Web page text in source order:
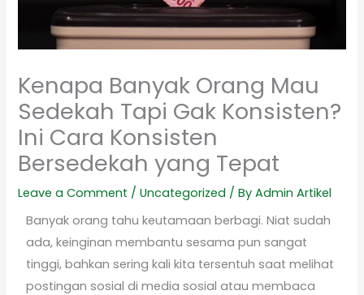
Kenapa Banyak Orang Mau
Sedekah Tapi Gak Konsisten?
Ini Cara Konsisten
Bersedekah yang Tepat
Leave a Comment /Uncategorized / ByAdmin Artikel
Banyak orang tahu keutamaan berbagi. Niat sudah
ada, keinginan membantu sesama pun sangat
tinggi, bahkan sering kali kita tersentuh saat melihat
postingan sosial di media sosial atau membaca